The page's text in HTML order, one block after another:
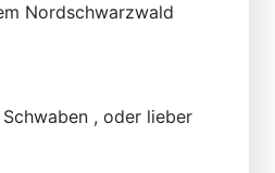
Nordschwarzwald
, oder lieber